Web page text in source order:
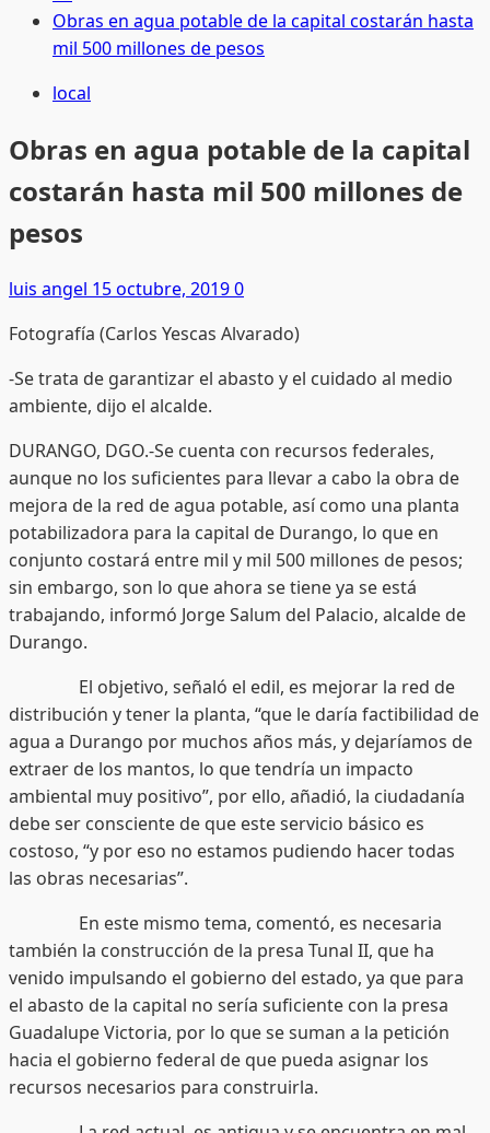
Obras en agua potable de la capital costarán hasta
mil 500 millones de pesos
local
Obras en agua potable de la capital
costarán hasta mil 500 millones de
pesos
luis angel 15 octubre, 20190
Fotografía (Carlos Yescas Alvarado)
-Se trata de garantizar el abasto y el cuidado al medio
ambiente, dijo el alcalde.
DURANGO, DGO.-Se cuenta con recursos federales,
aunque no los suficientes para llevar a cabo la obra de
mejora de la red de agua potable, así como una planta
potabilizadora para la capital de Durango, lo que en
conjunto costará entre mil y mil 500 millones de pesos;
sin embargo, son lo que ahora se tiene ya se está
trabajando, informó Jorge Salum del Palacio, alcalde de
Durango.
El objetivo, señaló el edil, es mejorar la red de
distribución y tener la planta, “que le daría factibilidad de
agua a Durango por muchos años más, y dejaríamos de
extraer de los mantos, lo que tendría un impacto
ambiental muy positivo”, por ello, añadió, la ciudadanía
debe ser consciente de que este servicio básico es
costoso, “y por eso no estamos pudiendo hacer todas
las obras necesarias”.
En este mismo tema, comentó, es necesaria
también la construcción de la presa Tunal II, que ha
venido impulsando el gobierno del estado, ya que para
el abasto de la capital no sería suficiente con la presa
Guadalupe Victoria, por lo que se suman a la petición
hacia el gobierno federal de que pueda asignar los
recursos necesarios para construirla.